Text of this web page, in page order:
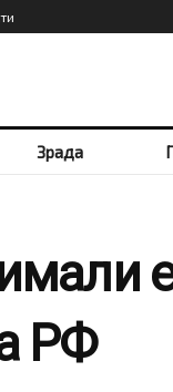
Зрада
РФ